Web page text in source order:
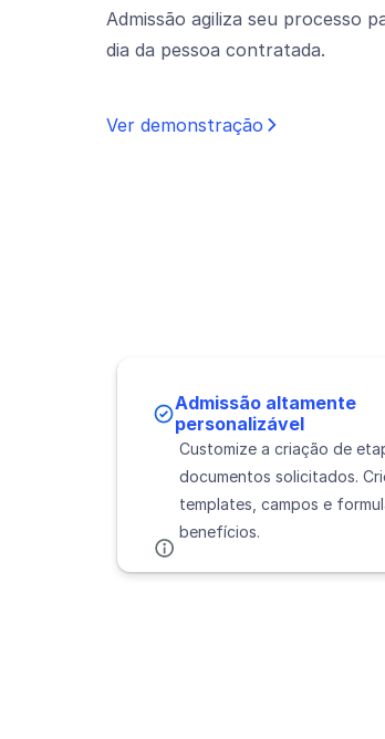
Admissão agiliza seu processo
dia da pessoa contratada.
Ver demonstração
Admissão altamente
personalizável
Customize a criação de
documentos solicitados.
templates, campos e
benefícios.